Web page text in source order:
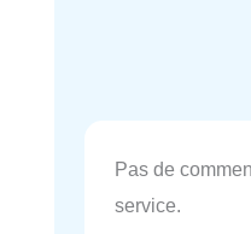
Pas de
service.